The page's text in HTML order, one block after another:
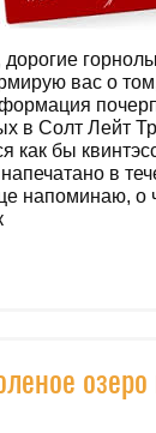
вас о том,
в Солт Лейт
как бы
в
напоминаю, о
озеро